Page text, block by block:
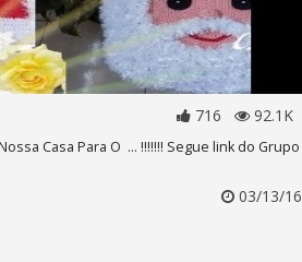
716 92.1K
Casa Para O ... !!!!!!! Segue link do Grupo
03/13/16